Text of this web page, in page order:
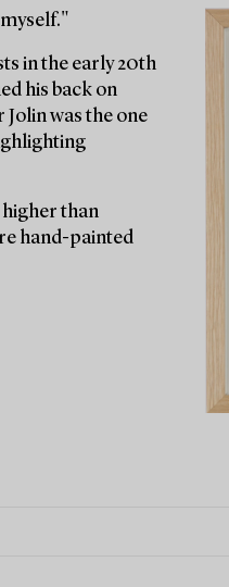
in the early 20th
his back on
was the one
higher than
hand-painted